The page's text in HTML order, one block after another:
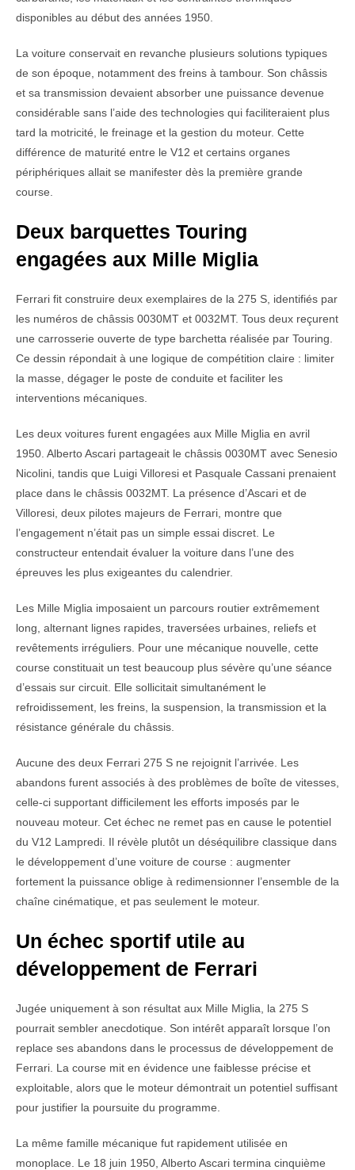
disponibles au début des années 1950.
La voiture conservait en revanche plusieurs solutions typiques
de son époque, notamment des freins à tambour. Son châssis
et sa transmission devaient absorber une puissance devenue
considérable sans l’aide des technologies qui faciliteraient plus
tard la motricité, le freinage et la gestion du moteur. Cette
différence de maturité entre le V12 et certains organes
périphériques allait se manifester dès la première grande
course.
Deux barquettes Touring
engagées aux Mille Miglia
Ferrari fit construire deux exemplaires de la 275 S, identifiés par
les numéros de châssis 0030MT et 0032MT. Tous deux reçurent
une carrosserie ouverte de type barchetta réalisée par Touring.
Ce dessin répondait à une logique de compétition claire : limiter
la masse, dégager le poste de conduite et faciliter les
interventions mécaniques.
Les deux voitures furent engagées aux Mille Miglia en avril
1950. Alberto Ascari partageait le châssis 0030MT avec Senesio
Nicolini, tandis que Luigi Villoresi et Pasquale Cassani prenaient
place dans le châssis 0032MT. La présence d’Ascari et de
Villoresi, deux pilotes majeurs de Ferrari, montre que
l’engagement n’était pas un simple essai discret. Le
constructeur entendait évaluer la voiture dans l’une des
épreuves les plus exigeantes du calendrier.
Les Mille Miglia imposaient un parcours routier extrêmement
long, alternant lignes rapides, traversées urbaines, reliefs et
revêtements irréguliers. Pour une mécanique nouvelle, cette
course constituait un test beaucoup plus sévère qu’une séance
d’essais sur circuit. Elle sollicitait simultanément le
refroidissement, les freins, la suspension, la transmission et la
résistance générale du châssis.
Aucune des deux Ferrari 275 S ne rejoignit l’arrivée. Les
abandons furent associés à des problèmes de boîte de vitesses,
celle-ci supportant difficilement les efforts imposés par le
nouveau moteur. Cet échec ne remet pas en cause le potentiel
du V12 Lampredi. Il révèle plutôt un déséquilibre classique dans
le développement d’une voiture de course : augmenter
fortement la puissance oblige à redimensionner l’ensemble de la
chaîne cinématique, et pas seulement le moteur.
Un échec sportif utile au
développement de Ferrari
Jugée uniquement à son résultat aux Mille Miglia, la 275 S
pourrait sembler anecdotique. Son intérêt apparaît lorsque l’on
replace ses abandons dans le processus de développement de
Ferrari. La course mit en évidence une faiblesse précise et
exploitable, alors que le moteur démontrait un potentiel suffisant
pour justifier la poursuite du programme.
La même famille mécanique fut rapidement utilisée en
monoplace. Le 18 juin 1950, Alberto Ascari termina cinquième